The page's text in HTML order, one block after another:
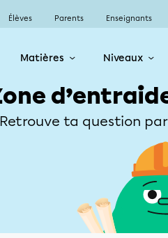
Élèves Parents Enseignants
Matières Niveaux
ta question